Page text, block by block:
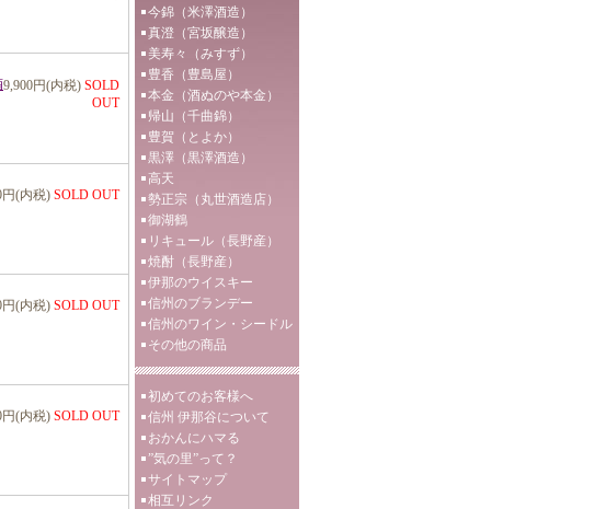
9,900円(内税) SOLD
OUT
円(内税) SOLD OUT
円(内税) SOLD OUT
円(内税) SOLD OUT
今錦（米澤酒造）
真澄（宮坂醸造）
美寿々（みすず）
豊香（豊島屋）
本金（酒ぬのや本金）
帰山（千曲錦）
豊賀（とよか）
黒澤（黒澤酒造）
高天
勢正宗（丸世酒造店）
御湖鶴
リキュール（長野産）
焼酎（長野産）
伊那のウイスキー
信州のブランデー
信州のワイン・シードル
その他の商品
初めてのお客様へ
信州 伊那谷について
おかんにハマる
”気の里”って？
サイトマップ
相互リンク